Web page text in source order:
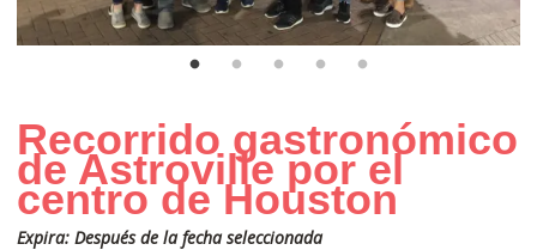
Recorrido gastronómico
de Astroville por el
centro de Houston
Expira: Después de la fecha seleccionada